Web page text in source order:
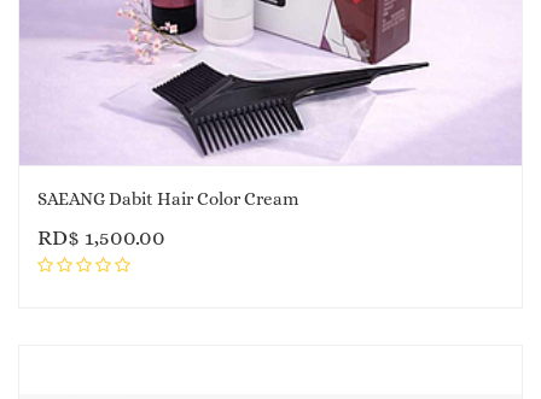
SAEANG Dabit Hair Color Cream
RD$ 1,500.00